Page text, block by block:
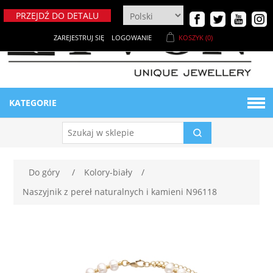
PRZEJDŹ DO DETALU
ZAREJESTRUJ SIĘ LOGOWANIE KOSZYK (0)
KATEGORIE
BIŻUTERIA DAMSKA
Naszyjniki
BIŻUTERIA MĘSKA
Do góry / Kolory-biały
/
Naszyjnik z pereł naturalnych i kamieni N96118